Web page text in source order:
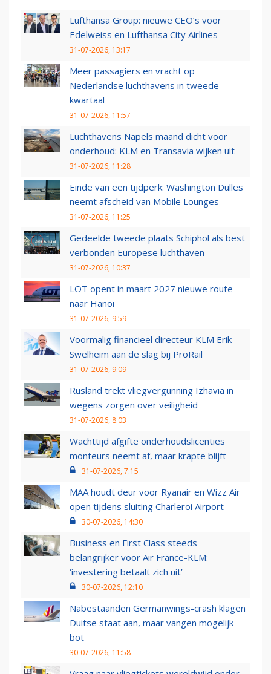
Lufthansa Group: nieuwe CEO’s voor
Edelweiss en Lufthansa City Airlines
31-07-2026, 13:17
Meer passagiers en vracht op
Nederlandse luchthavens in tweede
kwartaal
31-07-2026, 11:57
Luchthavens Napels maand dicht voor
onderhoud: KLM en Transavia wijken uit
31-07-2026, 11:28
Einde van een tijdperk: Washington Dulles
neemt afscheid van Mobile Lounges
31-07-2026, 11:25
Gedeelde tweede plaats Schiphol als best
verbonden Europese luchthaven
31-07-2026, 10:37
LOT opent in maart 2027 nieuwe route
naar Hanoi
31-07-2026, 9:59
Voormalig financieel directeur KLM Erik
Swelheim aan de slag bij ProRail
31-07-2026, 9:09
Rusland trekt vliegvergunning Izhavia in
wegens zorgen over veiligheid
31-07-2026, 8:03
Wachttijd afgifte onderhoudslicenties
monteurs neemt af, maar krapte blijft
31-07-2026, 7:15
MAA houdt deur voor Ryanair en Wizz Air
open tijdens sluiting Charleroi Airport
30-07-2026, 14:30
Business en First Class steeds
belangrijker voor Air France-KLM:
‘investering betaalt zich uit’
30-07-2026, 12:10
Nabestaanden Germanwings-crash klagen
Duitse staat aan, maar vangen mogelijk
bot
30-07-2026, 11:58